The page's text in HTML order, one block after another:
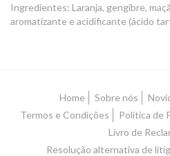
Ingredientes: Laranja, gengibre,
aromatizante e acidificante (ácido
Home Sobre nós
Termos e Condições
Política de
Livro de
Resolução alternativa de